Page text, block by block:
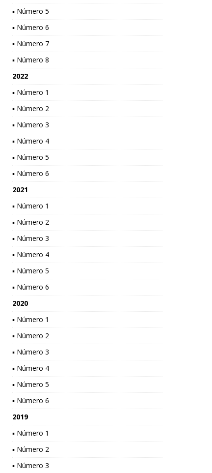
▪ Número 5
▪ Número 6
▪ Número 7
▪ Número 8
2022
▪ Número 1
▪ Número 2
▪ Número 3
▪ Número 4
▪ Número 5
▪ Número 6
2021
▪ Número 1
▪ Número 2
▪ Número 3
▪ Número 4
▪ Número 5
▪ Número 6
2020
▪ Número 1
▪ Número 2
▪ Número 3
▪ Número 4
▪ Número 5
▪ Número 6
2019
▪ Número 1
▪ Número 2
▪ Número 3